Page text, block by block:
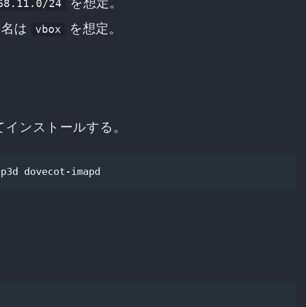
24
は vbox
を想定。
ンストールする。